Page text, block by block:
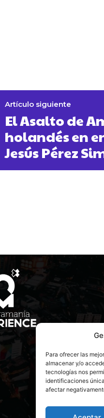
Para ofrecer las
almacenar y/o
tecnologías nos
identificaciones
afectar
Artículo siguiente
El Asalto de
holandés en
Jesús Pérez